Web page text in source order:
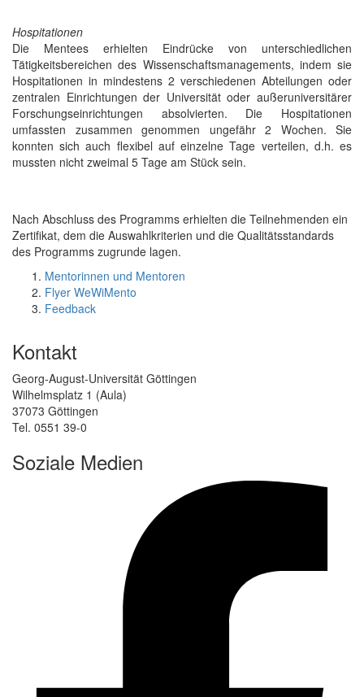
Hospitationen
Die Mentees erhielten Eindrücke von unterschiedlichen
Tätigkeitsbereichen des Wissenschaftsmanagements, indem sie
Hospitationen in mindestens 2 verschiedenen Abteilungen oder
zentralen Einrichtungen der Universität oder außeruniversitärer
Forschungseinrichtungen absolvierten. Die Hospitationen
umfassten zusammen genommen ungefähr 2 Wochen. Sie
konnten sich auch flexibel auf einzelne Tage verteilen, d.h. es
mussten nicht zweimal 5 Tage am Stück sein.
Nach Abschluss des Programms erhielten die Teilnehmenden ein
Zertifikat, dem die Auswahlkriterien und die Qualitätsstandards
des Programms zugrunde lagen.
Mentorinnen und Mentoren
Flyer WeWiMento
Feedback
Kontakt
Georg-August-Universität Göttingen
Wilhelmsplatz 1 (Aula)
37073 Göttingen
Tel. 0551 39-0
Soziale Medien